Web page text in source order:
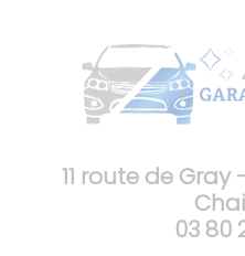
11 route de
03 80